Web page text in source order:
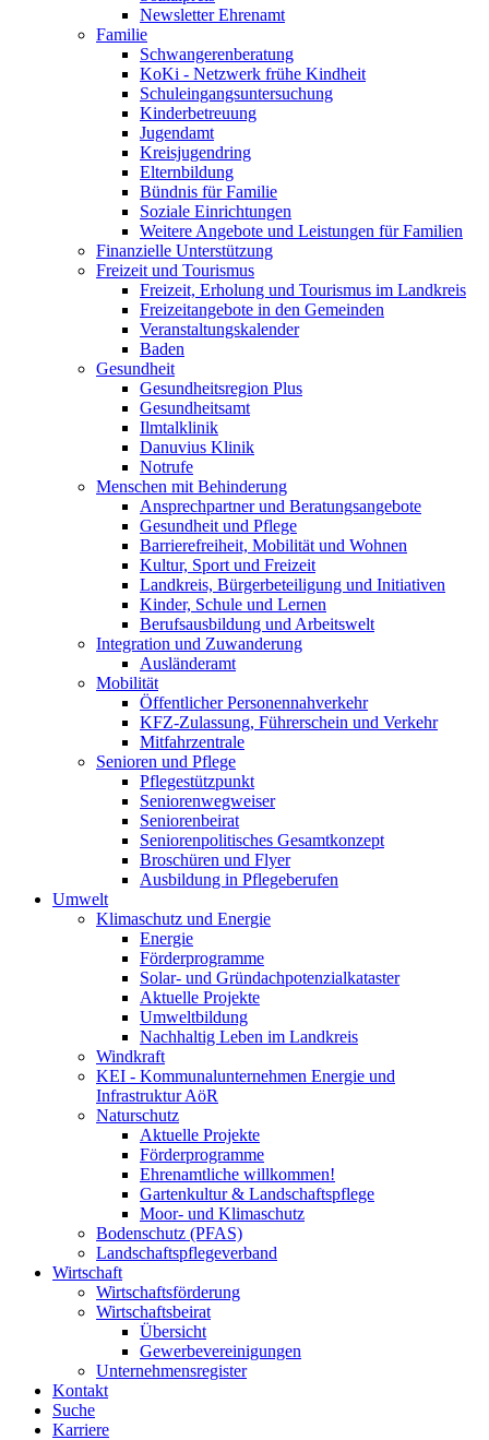
Newsletter Ehrenamt
Familie
Schwangerenberatung
KoKi - Netzwerk frühe Kindheit
Schuleingangsuntersuchung
Kinderbetreuung
Jugendamt
Kreisjugendring
Elternbildung
Bündnis für Familie
Soziale Einrichtungen
Weitere Angebote und Leistungen für Familien
Finanzielle Unterstützung
Freizeit und Tourismus
Freizeit, Erholung und Tourismus im Landkreis
Freizeitangebote in den Gemeinden
Veranstaltungskalender
Baden
Gesundheit
Gesundheitsregion Plus
Gesundheitsamt
Ilmtalklinik
Danuvius Klinik
Notrufe
Menschen mit Behinderung
Ansprechpartner und Beratungsangebote
Gesundheit und Pflege
Barrierefreiheit, Mobilität und Wohnen
Kultur, Sport und Freizeit
Landkreis, Bürgerbeteiligung und Initiativen
Kinder, Schule und Lernen
Berufsausbildung und Arbeitswelt
Integration und Zuwanderung
Ausländeramt
Mobilität
Öffentlicher Personennahverkehr
KFZ-Zulassung, Führerschein und Verkehr
Mitfahrzentrale
Senioren und Pflege
Pflegestützpunkt
Seniorenwegweiser
Seniorenbeirat
Seniorenpolitisches Gesamtkonzept
Broschüren und Flyer
Ausbildung in Pflegeberufen
Umwelt
Klimaschutz und Energie
Energie
Förderprogramme
Solar- und Gründachpotenzialkataster
Aktuelle Projekte
Umweltbildung
Nachhaltig Leben im Landkreis
Windkraft
KEI - Kommunalunternehmen Energie und
Infrastruktur AöR
Naturschutz
Aktuelle Projekte
Förderprogramme
Ehrenamtliche willkommen!
Gartenkultur & Landschaftspflege
Moor- und Klimaschutz
Bodenschutz (PFAS)
Landschaftspflegeverband
Wirtschaft
Wirtschaftsförderung
Wirtschaftsbeirat
Übersicht
Gewerbevereinigungen
Unternehmensregister
Kontakt
Suche
Karriere